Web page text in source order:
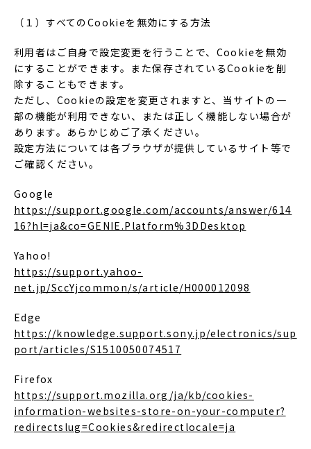
（１）すべてのCookieを無効にする方法
利用者はご自身で設定変更を行うことで、Cookieを無効
にすることができます。また保存されているCookieを削
除することもできます。
ただし、Cookieの設定を変更されますと、当サイトの一
部の機能が利用できない、または正しく機能しない場合が
あります。あらかじめご了承ください。
設定方法については各ブラウザが提供しているサイト等で
ご確認ください。
Google
https://support.google.com/accounts/answer/614
16?hl=ja&co=GENIE.Platform%3DDesktop
Yahoo!
https://support.yahoo-
net.jp/SccYjcommon/s/article/H000012098
Edge
https://knowledge.support.sony.jp/electronics/sup
port/articles/S1510050074517
Firefox
https://support.mozilla.org/ja/kb/cookies-
information-websites-store-on-your-computer?
redirectslug=Cookies&redirectlocale=ja